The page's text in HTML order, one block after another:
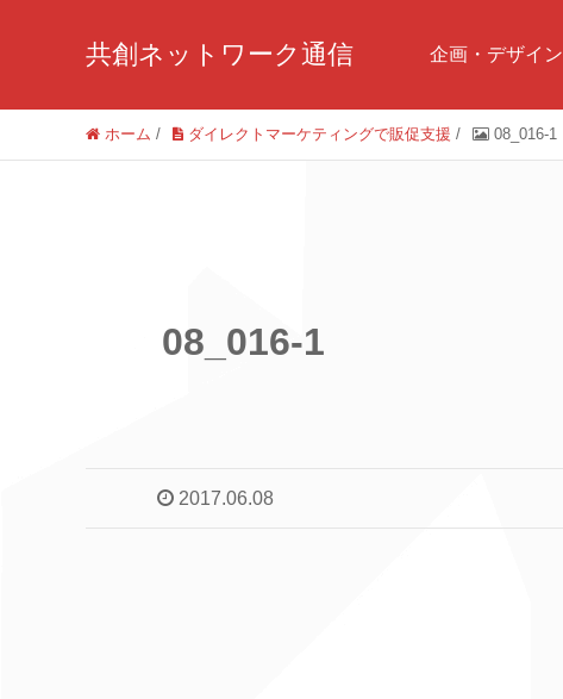
共創ネットワーク通信 企画・デザイン
ホーム / ダイレクトマーケティングで販促支援 / 08_016-1
08_016-1
2017.06.08